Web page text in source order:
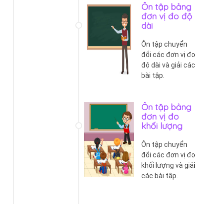
Ôn tập bảng
đơn vị đo độ
dài
Ôn tập chuyển
đổi các đơn vị đo
độ dài và giải các
bài tập.
Ôn tập bảng
đơn vị đo
khối lượng
Ôn tập chuyển
đổi các đơn vị đo
khối lượng và giải
các bài tập.